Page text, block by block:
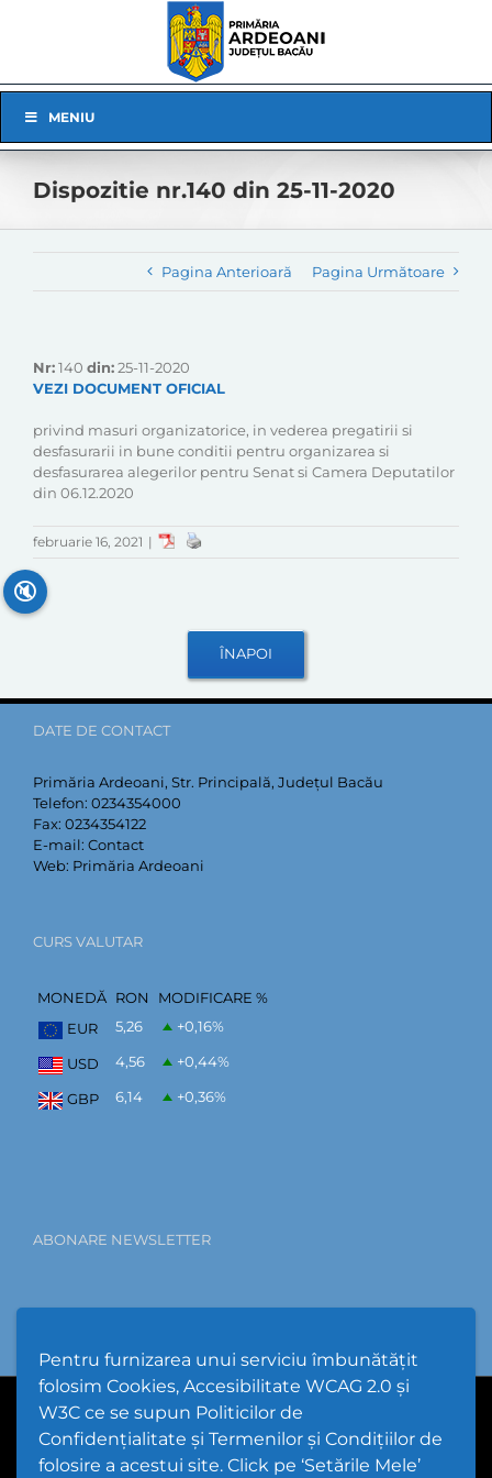
Pentru furnizarea unui serviciu îmbunătățit
folosim Cookies, Accesibilitate WCAG 2.0 și
W3C ce se supun Politicilor de
Confidențialitate și Termenilor și Condițiilor de
folosire a acestui site. Click pe ‘Setările Mele’
Navigation
MENIU
Dispozitie nr.140 din 25-11-2020
Pagina Anterioară Pagina Următoare
Nr:140 din:25-11-2020
VEZI DOCUMENT OFICIAL
privind masuri organizatorice, in vederea pregatirii si
desfasurarii in bune conditii pentru organizarea si
desfasurarea alegerilor pentru Senat si Camera Deputatilor
din 06.12.2020
februarie 16, 2021 |
DATE DE CONTACT
Primăria Ardeoani, Str. Principală, Județul Bacău
Telefon: 0234354000
Fax: 0234354122
E-mail: Contact
Web: Primăria Ardeoani
CURS VALUTAR
MONEDĂ RON
MODIFICARE %
EUR
5,26 +0,16%
USD 4,56 +0,44%
GBP 6,14 +0,36%
ABONARE NEWSLETTER
Hartă Website
🔇